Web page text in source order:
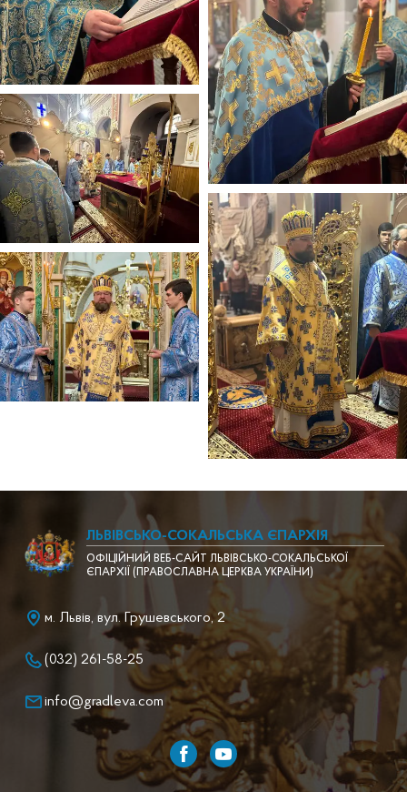
ЛЬВІВСЬКО-СОКАЛЬСЬКА ЄПАРХІЯ
ОФІЦІЙНИЙ ВЕБ-САЙТ ЛЬВІВСЬКО-СОКАЛЬСЬКОЇ
ЄПАРХІЇ (ПРАВОСЛАВНА ЦЕРКВА УКРАЇНИ)
м. Львів, вул. Грушевського, 2
(032) 261-58-25
info@gradleva.com